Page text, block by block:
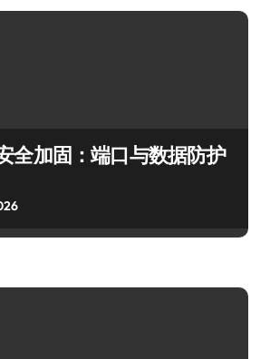
全加固：端口与数据防护